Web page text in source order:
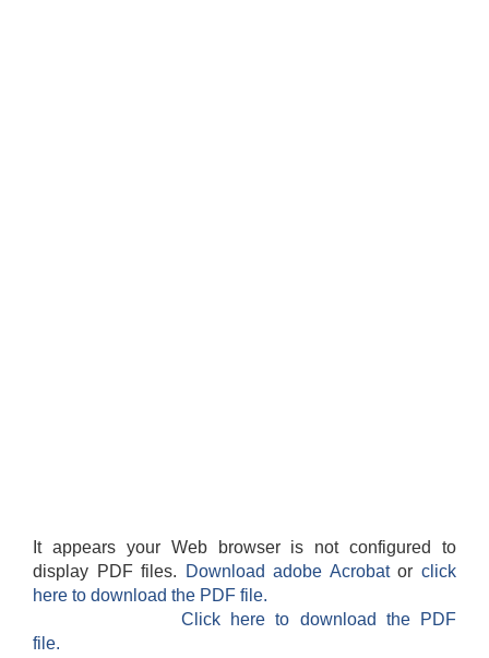
It appears your Web browser is not configured to
display PDF files.
Download adobe Acrobatorclick
here to download the PDF file.
Click here to download the PDF
file.